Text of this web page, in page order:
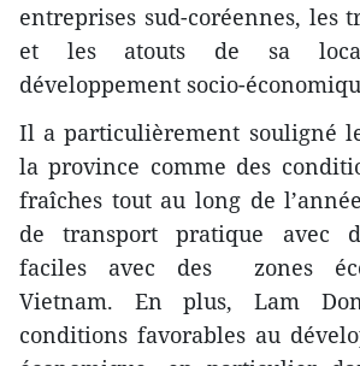
entreprises sud-coréennes, les
et les atouts de sa
développement socio-
Il a particulièrement souligné
la province comme des
fraîches tout au long de
de transport pratique avec
faciles avec des zones
Vietnam. En plus, Lam
conditions favorables au